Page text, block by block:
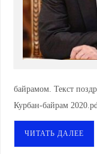
байрамом. Текст
Курбан-байрам
ЧИТАТЬ ДАЛЕЕ